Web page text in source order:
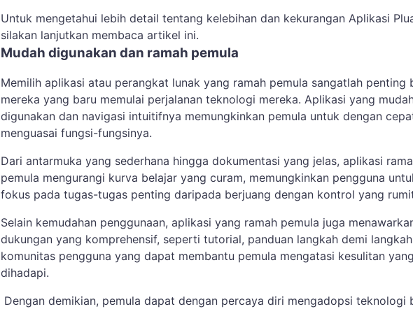
Untuk mengetahui lebih detail tentang kelebihan dan kekurangan Aplikasi
silakan lanjutkan membaca artikel ini.
Mudah digunakan dan ramah pemula
Memilih aplikasi atau perangkat lunak yang ramah pemula sangatlah penting
mereka yang baru memulai perjalanan teknologi mereka. Aplikasi yang
digunakan dan navigasi intuitifnya memungkinkan pemula untuk dengan
menguasai fungsi-fungsinya.
Dari antarmuka yang sederhana hingga dokumentasi yang jelas, aplikasi
pemula mengurangi kurva belajar yang curam, memungkinkan pengguna
fokus pada tugas-tugas penting daripada berjuang dengan kontrol yang
Selain kemudahan penggunaan, aplikasi yang ramah pemula juga
dukungan yang komprehensif, seperti tutorial, panduan langkah demi
komunitas pengguna yang dapat membantu pemula mengatasi kesulitan
dihadapi.
Dengan demikian, pemula dapat dengan percaya diri mengadopsi teknologi